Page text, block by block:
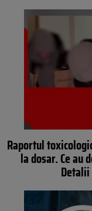
Raportul
la dosar. Ce